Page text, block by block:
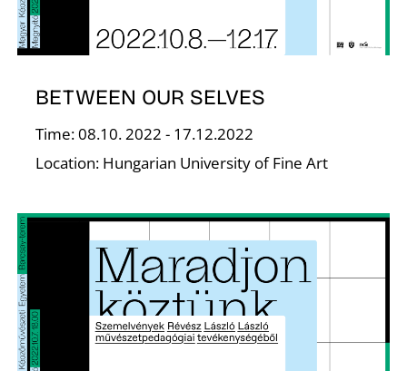
BETWEEN OUR SELVES
Time: 08.10. 2022 - 17.12.2022
Location: Hungarian University of Fine Art